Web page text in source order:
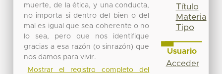
muerte, de la ética, y una conducta,
no importa si dentro del bien o del
mal es igual que sea coherente o no
lo sea, pero que nos identifique
gracias a esa razón (o sinrazón) que
nos damos para vivir.
Mostrar el registro completo del
Título
Materia
Tipo
Usuario
Acceder